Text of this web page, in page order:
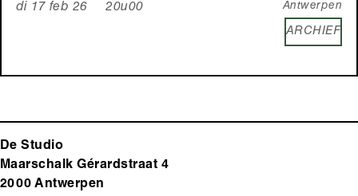
di 17 feb 26 20u00 Antwerpen
ARCHIEF
De Studio
Maarschalk Gérardstraat 4
2000 Antwerpen